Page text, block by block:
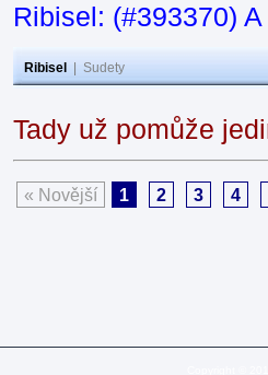
Ribisel: (#393370)
Ribisel Sudety
Tady už pomůže
« Novější 1 2 3 4